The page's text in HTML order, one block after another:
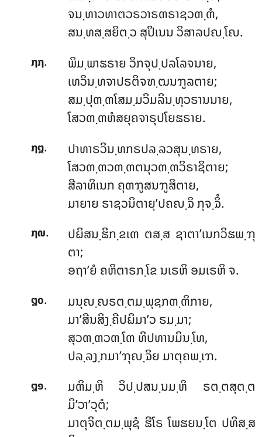
ຈນ຺ທາວທາຕວຣວາຣຓຣາຊວຓ຺ຓໍ,
ສນ຺ທສ຺ສຍິຕ຺ວ ສຸປິເນນ ວິສາລປຎ຺ໂຎ.
໗໗.
ພິມ຺ພາຘຣາຍ ວິກຈຸປ຺ປລໂລຈນາຍ,
ເທວິນ຺ທຈາປຣຕິຈຑ຺ຒນຠູລຕາຍ;
ສມ຺ປຸຓ຺ຓໂສມ຺ມວິມລິນ຺ທຸວຣານນາຍ,
ໂສວຓ຺ຓຫໍສຍຸຄຈາຣຸປໂຍຘຣາຍ.
໗໘.
ປາທາຣວິນ຺ທກຣປລ຺ລວສຸນ຺ທຣາຍ,
ໂສວຓ຺ຓວຓ຺ຓຕນຸວຓ຺ຓວິຣາຊິຕາຍ;
ສີລາທິເນກ ຄຸຓຠູສນຠູສິຕາຍ,
ມາຍາຍ ຣາຊວນິຕາຍຸ’ປຄຎ຺ຉິ ກຸຈ຺ຉິໍ.
໗໙.
ປຏິສນ຺ຘິກ຺ຂເຓ ຕສ຺ສ ຊາຕາ’ເນກວິຘພ຺ຠຸ
ຕາ;
ອຖາ’ຍໍ ຄຫິຕາຣກ຺ໂຂ ນເຣຫິ ອມເຣຫິ ຈ.
໘໐.
ມນຸຎ຺ຎຣຕ຺ຕມ຺ພຸຊກຓ຺ຓິກາຍ,
ມາ’ສີນສິງ຺ຄີປຏິມາ’ວ ຣມ຺ມາ;
ສຸວຓ຺ຓວຓ຺ໂຓ ທິປທານມິນ຺ໂທ,
ປລ຺ລງ຺ກມາ’ຠຸຎ຺ຉິຍ ມາຕຸຄພ຺ເຠ.
໘໑.
ມຓິມ຺ຫິ ວິປ຺ປສນ຺ນມ຺ຫິ ຣຕ຺ຕສຸຕ຺ຕ
ມິ’ວາ’ວຸຕໍ;
ມາຕຸຈິຕ຺ຕມ຺ພຸຊໍ ຘີໂຣ ໂພຘຍນ຺ໂຕ ປທິສ຺ສ